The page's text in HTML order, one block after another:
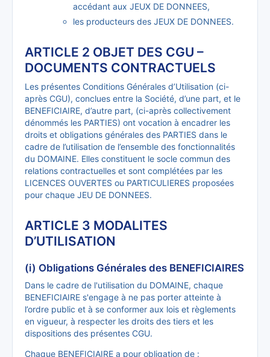
accédant aux JEUX DE DONNEES,
les producteurs des JEUX DE DONNEES.
ARTICLE 2 OBJET DES CGU –
DOCUMENTS CONTRACTUELS
Les présentes Conditions Générales d’Utilisation (ci-
après CGU), conclues entre la Société, d’une part, et le
BENEFICIAIRE, d’autre part, (ci-après collectivement
dénommés les PARTIES) ont vocation à encadrer les
droits et obligations générales des PARTIES dans le
cadre de l’utilisation de l’ensemble des fonctionnalités
du DOMAINE. Elles constituent le socle commun des
relations contractuelles et sont complétées par les
LICENCES OUVERTES ou PARTICULIERES proposées
pour chaque JEU DE DONNEES.
ARTICLE 3 MODALITES
D’UTILISATION
(i) Obligations Générales des BENEFICIAIRES
Dans le cadre de l'utilisation du DOMAINE, chaque
BENEFICIAIRE s'engage à ne pas porter atteinte à
l’ordre public et à se conformer aux lois et règlements
en vigueur, à respecter les droits des tiers et les
dispositions des présentes CGU.
Chaque BENEFICIAIRE a pour obligation de :